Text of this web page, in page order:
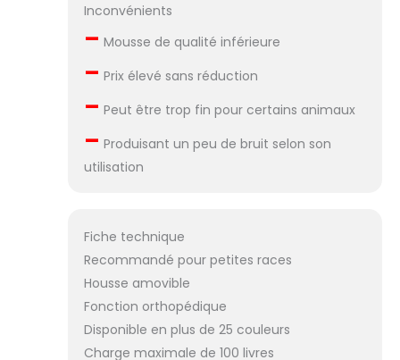
Inconvénients
– Mousse de qualité inférieure
– Prix élevé sans réduction
– Peut être trop fin pour certains animaux
– Produisant un peu de bruit selon son
utilisation
Fiche technique
Recommandé pour petites races
Housse amovible
Fonction orthopédique
Disponible en plus de 25 couleurs
Charge maximale de 100 livres